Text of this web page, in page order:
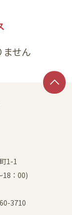
せん
1-1
：00)
3710